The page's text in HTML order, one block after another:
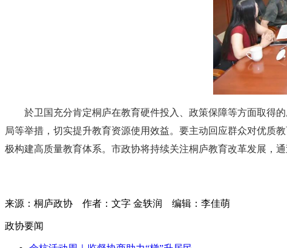
於卫国充分肯定桐庐在教育硬件投入、政策保障等方面取得
局等举措，切实提升教育资源使用效益。要主动回应群众对优质
极构建高质量教育体系。市政协将持续关注桐庐教育改革发展，
来源：桐庐政协 作者：文字 金轶润 编辑：李佳萌
政协要闻